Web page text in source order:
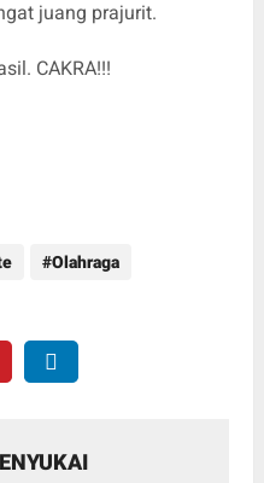
juang prajurit.
CAKRA!!!
Olahraga